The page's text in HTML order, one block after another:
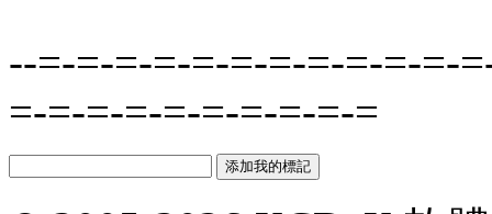
--=-=-=-=-=-=-=-=-=-=-=-
=-=-=-=-=-=-=-=-=-=